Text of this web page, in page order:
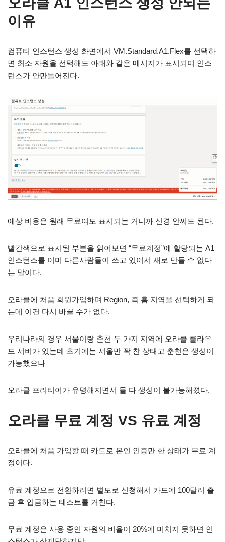
이유
컴퓨터 인스턴스 생성 화면에서 VM.Standard.A1.Flex를 선택하
면 최소 자원을 선택해도 아래와 같은 메시지가 표시되며 인스
턴스가 안만들어진다.
예상 비용은 원래 무료여도 표시되는 거니까 신경 안써도 된다.
빨간색으로 표시된 부분을 읽어보면 “무료계정”에 할당되는 A1
인스턴스를 이미 다른사람들이 쓰고 있어서 새로 만들 수 없다
는 말이다.
오라클에 처음 회원가입하며 Region, 즉 홈 지역을 선택하게 되
는데 이건 다시 바꿀 수가 없다.
우리나라의 경우 서울이랑 춘천 두 가지 지역에 오라클 클라우
드 서버가 있는데 초기에는 서울만 꽉 찬 상태고 춘천은 생성이
가능했으나
오라클 프리티어가 유명해지면서 둘 다 생성이 불가능해졌다.
오라클 무료 계정 VS 유료 계정
오라클에 처음 가입할 때 카드로 본인 인증만 한 상태가 무료 계
정이다.
유료 계정으로 전환하려면 별도로 신청해서 카드에 100달러 출
금 후 입금하는 테스트를 거친다.
무료 계정은 사용 중인 자원의 비율이 20%에 미치지 못하면 인